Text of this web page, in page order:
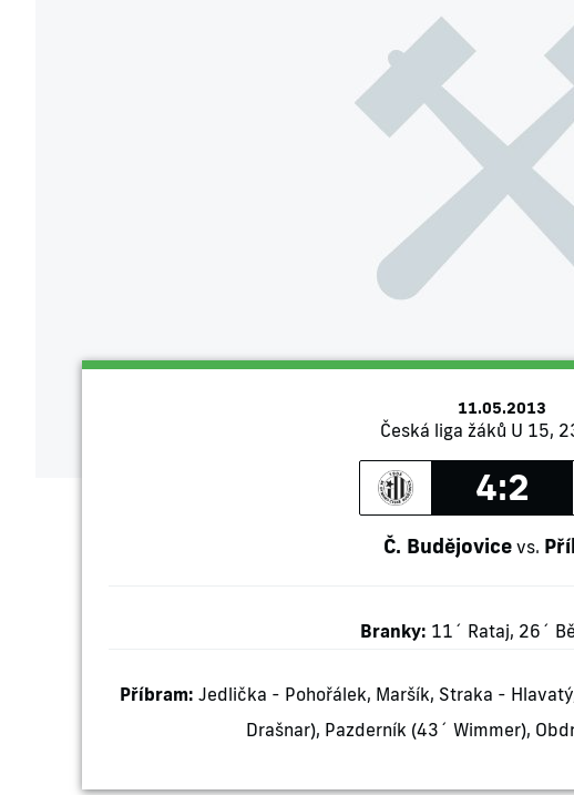
11.05.2013
Česká liga žáků U 15,
4:2
Č. Budějovice vs.
Branky: 11´ Rataj, 26´
Příbram: Jedlička - Pohořálek, Maršík, Straka -
Drašnar), Pazderník (43´ Wimmer),